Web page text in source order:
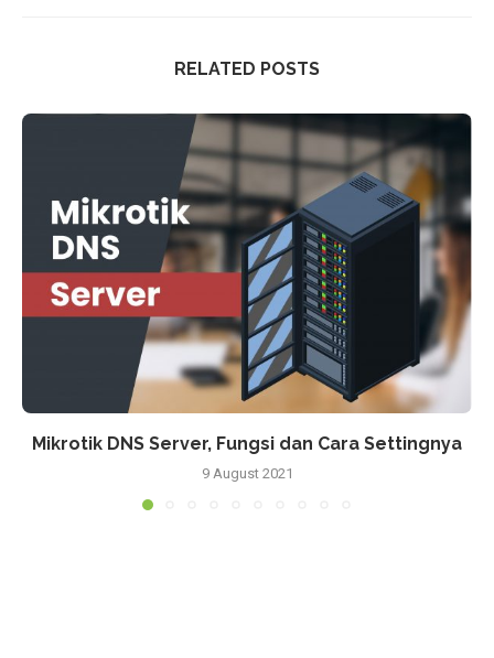
RELATED POSTS
Mikrotik DNS Server, Fungsi dan Cara Settingnya
9 August 2021